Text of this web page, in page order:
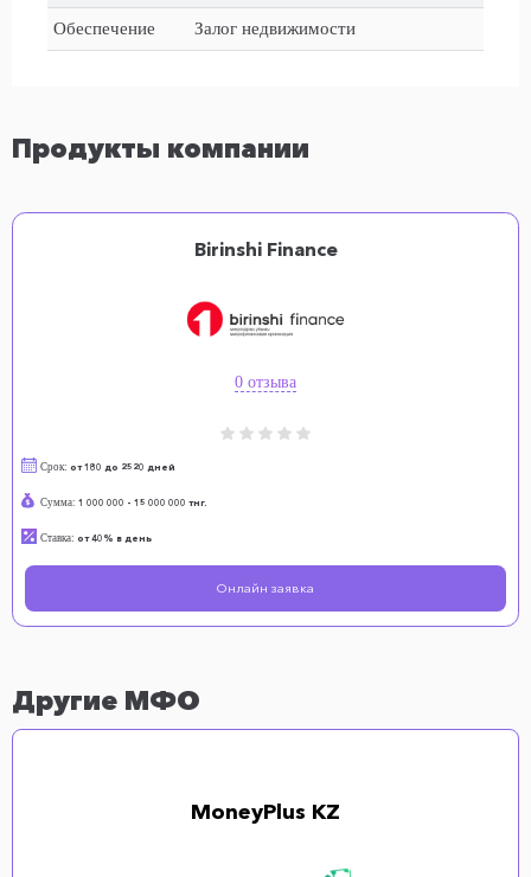
Обеспечение Залог недвижимости
Продукты компании
Birinshi Finance
0 отзыва
Срок: от 180 до 2520 дней
Сумма: 1 000 000 - 15 000 000 тнг.
Ставка: от 40% в день
Онлайн заявка
Другие МФО
MoneyPlus KZ